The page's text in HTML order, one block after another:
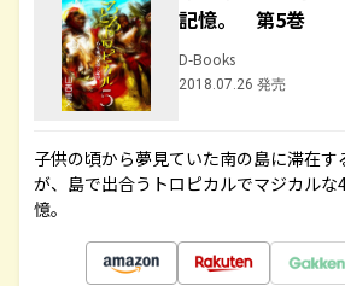
記憶。 第5巻
D-Books
2018.07.26 発売
子供の頃から夢見ていた南の島に滞在
が、島で出合うトロピカルでマジカル
憶。